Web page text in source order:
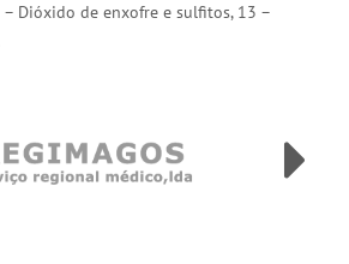
– Dióxido de enxofre e sulfitos, 13 –